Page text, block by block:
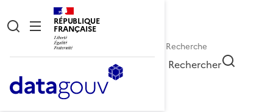
RÉPUBLIQUE
FRANÇAISE
Rechercher